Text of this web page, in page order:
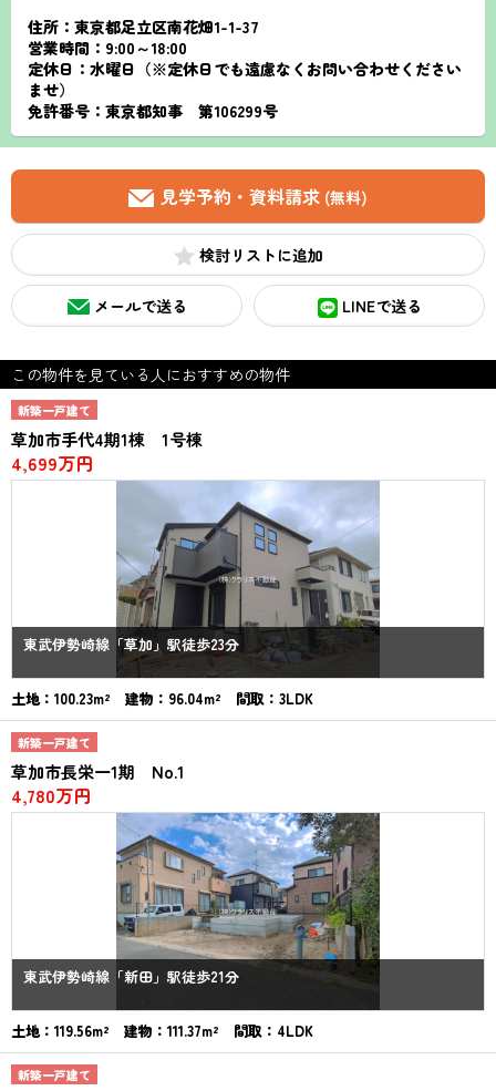
住所：東京都足立区南花畑1-1-37
営業時間：9:00～18:00
定休日：水曜日（※定休日でも遠慮なくお問い合わせください
ませ）
免許番号：東京都知事 第106299号
見学予約・資料請求 (無料)
検討リスト
メールで送る LINEで送る
この物件を見ている人におすすめの物件
新築一戸建て
草加市手代4期1棟 1号棟
4,699万円
東武伊勢崎線「草加」駅徒歩23分
土地：100.23m² 建物：96.04m² 間取：3LDK
新築一戸建て
草加市長栄一1期 No.1
4,780万円
東武伊勢崎線「新田」駅徒歩21分
土地：119.56m² 建物：111.37m² 間取：4LDK
新築一戸建て